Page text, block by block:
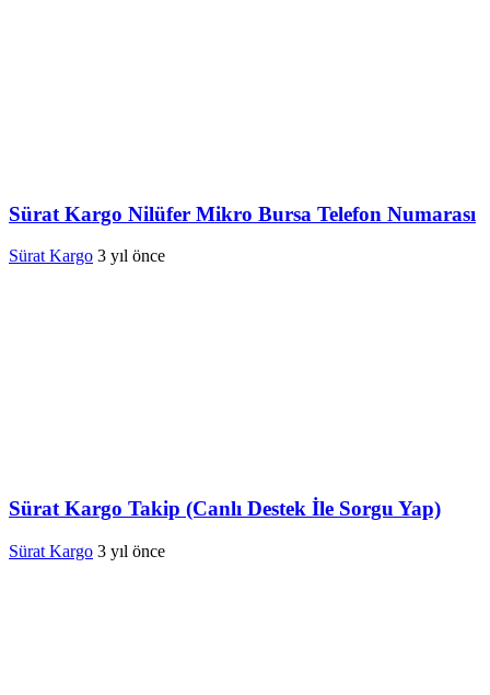
Sürat Kargo Nilüfer Mikro Bursa Telefon Numarası
Sürat Kargo 3 yıl önce
Sürat Kargo Takip (Canlı Destek İle Sorgu Yap)
Sürat Kargo 3 yıl önce